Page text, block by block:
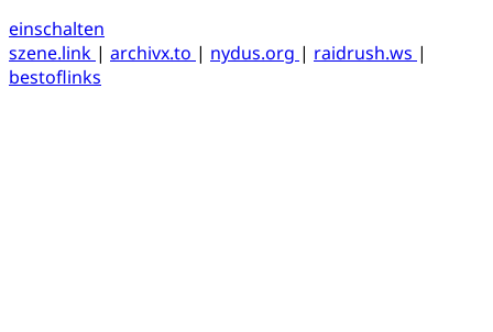
einschalten
szene.link | archivx.to | nydus.org | raidrush.ws |
bestoflinks